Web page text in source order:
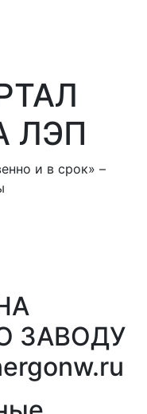
ЛЭП
и в срок» –
ЗАВОДУ